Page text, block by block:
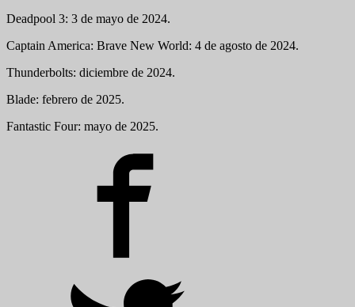
Deadpool 3: 3 de mayo de 2024.
Captain America: Brave New World: 4 de agosto de 2024.
Thunderbolts: diciembre de 2024.
Blade: febrero de 2025.
Fantastic Four: mayo de 2025.